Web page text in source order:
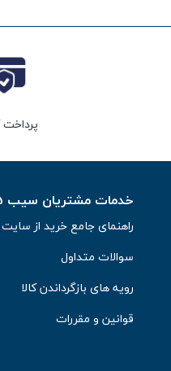
پرداخت
خدمات مشتریان سیب 115
راهنمای جامع خرید از سایت
سوالات متداول
رویه های بازگرداندن کالا
قوانین و مقررات